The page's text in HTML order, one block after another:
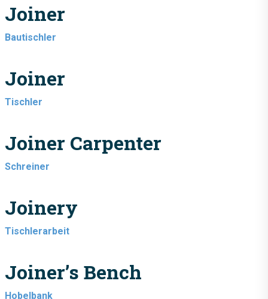
Joiner
Bautischler
Joiner
Tischler
Joiner Carpenter
Schreiner
Joinery
Tischlerarbeit
Joiner’s Bench
Hobelbank